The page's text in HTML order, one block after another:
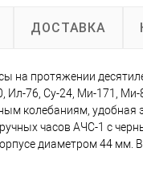
ДОСТАВКА
протяжении
Ил-76, Су-24, Ми-171,
колебаниям,
часов АЧС-1 с
диаметром 44 мм.